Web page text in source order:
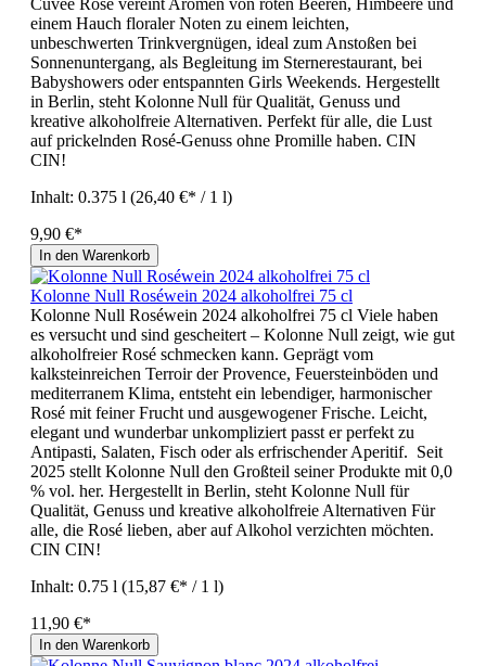
Cuvée Rosé vereint Aromen von roten Beeren, Himbeere und
einem Hauch floraler Noten zu einem leichten,
unbeschwerten Trinkvergnügen, ideal zum Anstoßen bei
Sonnenuntergang, als Begleitung im Sternerestaurant, bei
Babyshowers oder entspannten Girls Weekends. Hergestellt
in Berlin, steht Kolonne Null für Qualität, Genuss und
kreative alkoholfreie Alternativen. Perfekt für alle, die Lust
auf prickelnden Rosé-Genuss ohne Promille haben. CIN
CIN!
Inhalt: 0.375 l (26,40 €* / 1 l)
9,90 €*
In den Warenkorb
Kolonne Null Roséwein 2024 alkoholfrei 75 cl
Kolonne Null Roséwein 2024 alkoholfrei 75 cl Viele haben
es versucht und sind gescheitert – Kolonne Null zeigt, wie gut
alkoholfreier Rosé schmecken kann. Geprägt vom
kalksteinreichen Terroir der Provence, Feuersteinböden und
mediterranem Klima, entsteht ein lebendiger, harmonischer
Rosé mit feiner Frucht und ausgewogener Frische. Leicht,
elegant und wunderbar unkompliziert passt er perfekt zu
Antipasti, Salaten, Fisch oder als erfrischender Aperitif. Seit
2025 stellt Kolonne Null den Großteil seiner Produkte mit 0,0
% vol. her. Hergestellt in Berlin, steht Kolonne Null für
Qualität, Genuss und kreative alkoholfreie Alternativen Für
alle, die Rosé lieben, aber auf Alkohol verzichten möchten.
CIN CIN!
Inhalt: 0.75 l (15,87 €* / 1 l)
11,90 €*
In den Warenkorb